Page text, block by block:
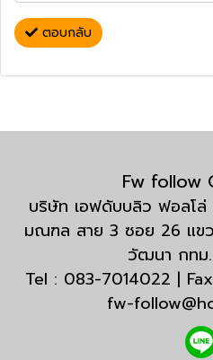
ตอบกลับ
Fw follow
บริษัท เอฟดับบลิว ฟอลโ
มณฑล สาย 3 ซอย 26 แข
วัฒนา กทม
Tel : 083-7014022 |
fw-